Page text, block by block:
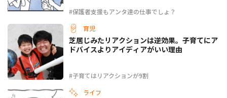
#保護者支援もアンタ達の仕事でしょ？
育児
#子育てはリアクションが9割
芝居じみたリアクションは逆効果。子育てにア
ドバイスよりアイディアがいい理由
ライフ